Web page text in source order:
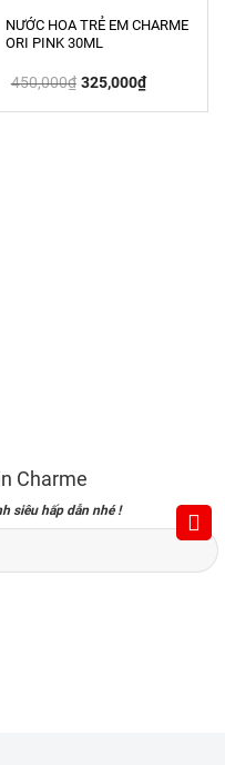
NƯỚC HOA TRẺ EM CHARME
ORI PINK 30ML
450,000₫ Giá
gốc
325,000₫Giá
hiện
Charme
siêu hấp dẫn nhé !